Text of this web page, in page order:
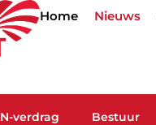
Home Nieuws
verdrag Bestuur